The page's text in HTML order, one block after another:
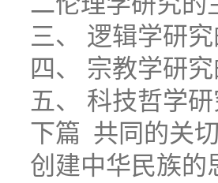
三、 逻辑学研
四、 宗教学研
五、 科技哲学
下篇 共同的关
创建中华民族的